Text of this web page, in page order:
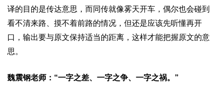
译的目的是传达意思，而同传就像雾天开车，偶尔也会碰到
看不清来路、摸不着前路的情况，但还是应该先听懂再开
口，输出要与原文保持适当的距离，这样才能把握原文的意
思。
魏震钢老师：“一字之差、一字之争、一字之祸。”